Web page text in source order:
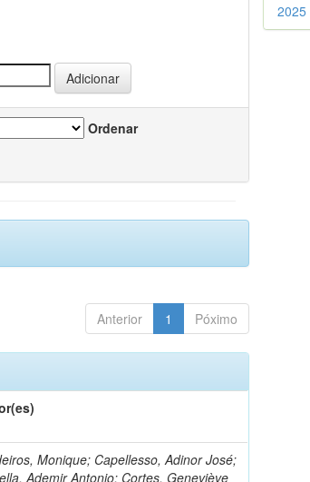
Ordenar
Anterior 1 Póximo
Monique; Capellesso, Adinor José;
Ademir Antonio; Cortes, Geneviève
2025